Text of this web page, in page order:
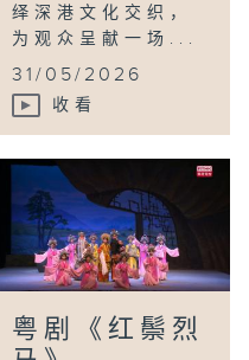
vo
绎深港文化交织，
为观众呈献一场...
31/05/2026
收看
粤剧《红鬃烈